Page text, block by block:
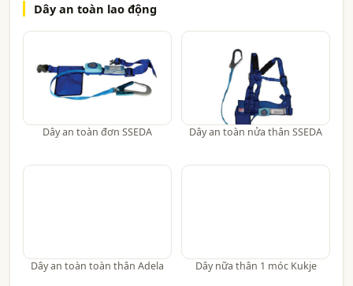
Dây an toàn lao động
Dây an toàn đơn SSEDA Dây an toàn nửa thân SSEDA
Dây an toàn toàn thân Adela Dây nữa thân 1 móc Kukje